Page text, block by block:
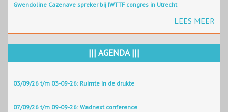
Gwendoline Cazenave spreker bij IWTTF congres in Utrecht
LEES MEER
||| AGENDA |||
03/09/26 t/m 03-09-26: Ruimte in de drukte
07/09/26 t/m 09-09-26: Wadnext conference